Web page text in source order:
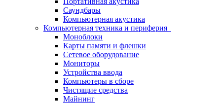
Саундбары
Компьютерная акустика
Компьютерная техника и периферия
Моноблоки
Карты памяти и флешки
Сетевое оборудование
Мониторы
Устройства ввода
Компьютеры в сборе
Чистящие средства
Майнинг